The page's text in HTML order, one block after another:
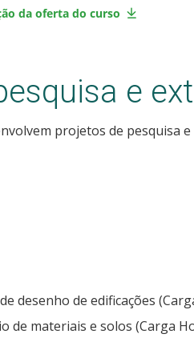
da oferta do curso
e
projetos de pesquisa
desenho de edificações
de materiais e solos (Carga